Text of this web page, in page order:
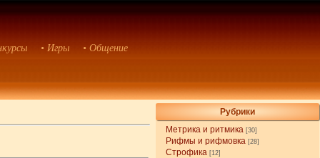
• Игры • Общение
Рубрики
Метрика и ритмика [30]
Рифмы и рифмовка [28]
Строфика [12]